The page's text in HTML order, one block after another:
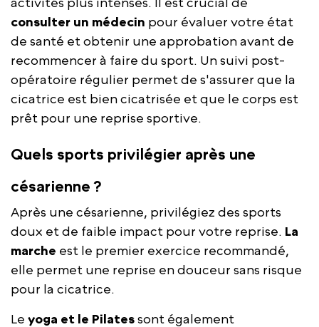
consulter un médecin pour évaluer votre état
de santé et obtenir une approbation avant de
recommencer à faire du sport. Un suivi post-
opératoire régulier permet de s'assurer que la
cicatrice est bien cicatrisée et que le corps est
prêt pour une reprise sportive.
Quels sports privilégier après une
césarienne ?
Après une césarienne, privilégiez des sports
doux et de faible impact pour votre reprise. La
marche est le premier exercice recommandé,
elle permet une reprise en douceur sans risque
pour la cicatrice.
Le yoga et le Pilatessont également